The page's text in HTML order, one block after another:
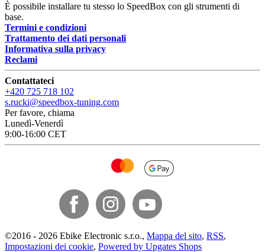
È possibile installare tu stesso lo SpeedBox con gli strumenti di
base.
Termini e condizioni
Trattamento dei dati personali
Informativa sulla privacy
Reclami
Contattateci
+420 725 718 102
s.rucki@speedbox-tuning.com
Per favore, chiama
Lunedì-Venerdì
9:00-16:00 CET
©2016 - 2026 Ebike Electronic s.r.o., Mappa del sito, RSS,
Impostazioni dei cookie, Powered by Upgates Shops